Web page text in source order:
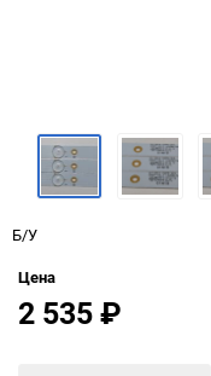
Б/У
Цена
2 535₽